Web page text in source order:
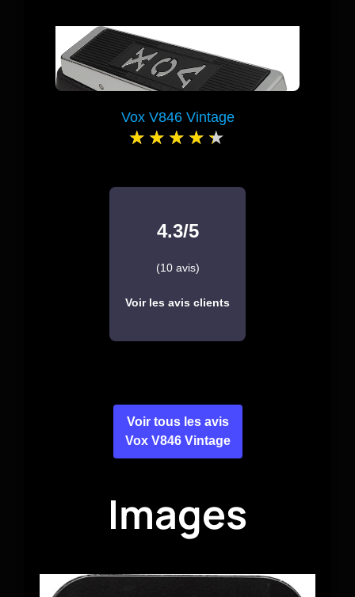
Vox V846 Vintage
4.3/5
(10 avis)
Voir les avis clients
Voir tous les avis
Vox V846 Vintage
Images